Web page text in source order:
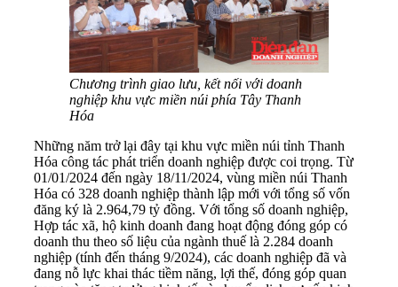
Chương trình giao lưu, kết nối với doanh
nghiệp khu vực miền núi phía Tây Thanh
Hóa
Những năm trở lại đây tại khu vực miền núi tỉnh Thanh
Hóa công tác phát triển doanh nghiệp được coi trọng. Từ
01/01/2024 đến ngày 18/11/2024, vùng miền núi Thanh
Hóa có 328 doanh nghiệp thành lập mới với tổng số vốn
đăng ký là 2.964,79 tỷ đồng. Với tổng số doanh nghiệp,
Hợp tác xã, hộ kinh doanh đang hoạt động đóng góp có
doanh thu theo số liệu của ngành thuế là 2.284 doanh
nghiệp (tính đến tháng 9/2024), các doanh nghiệp đã và
đang nỗ lực khai thác tiềm năng, lợi thế, đóng góp quan